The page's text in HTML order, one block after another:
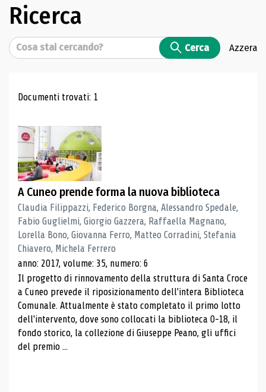
Ricerca
Cerca Cerca Azzera
Risultati di ricerca
Documenti trovati: 1
A Cuneo prende forma la nuova biblioteca
Claudia Filippazzi, Federico Borgna, Alessandro Spedale,
Fabio Guglielmi, Giorgio Gazzera, Raffaella Magnano,
Lorella Bono, Giovanna Ferro, Matteo Corradini, Stefania
Chiavero, Michela Ferrero
anno: 2017, volume: 35, numero: 6
Il progetto di rinnovamento della struttura di Santa Croce
a Cuneo prevede il riposizionamento dell'intera Biblioteca
Comunale. Attualmente è stato completato il primo lotto
dell'intervento, dove sono collocati la biblioteca 0-18, il
fondo storico, la collezione di Giuseppe Peano, gli uffici
del premio ...